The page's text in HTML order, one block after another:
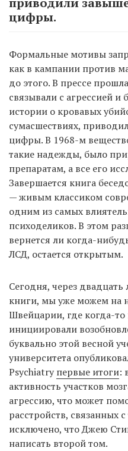
цифры.
Формальные мотивы
как в кампании против
до этого. В прессе
связывали с агрессией
истории о кровавых
сумасшествиях,
цифры. В 1968-м
такие надежды, было
препаратам, а все его
Завершается книга
— живым классиком
одним из самых
психоделиков. В этом
вернется ли когда-
ЛСД, остается открытым.
Сегодня, через двадцать
книги, мы уже можем на
Швейцарии, где когда-то
инициировали
буквально этой весной
университета
Psychiatryпервые итоги:
активность участков
агрессию, что может
расстройств, связанных
исключено, что Джею
написать второй том.